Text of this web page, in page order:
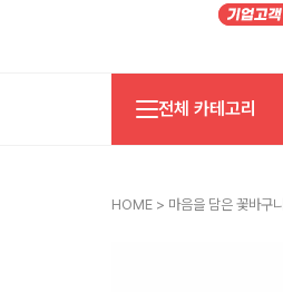
전체 카테고리
HOME > 마음을 담은 꽃바구니